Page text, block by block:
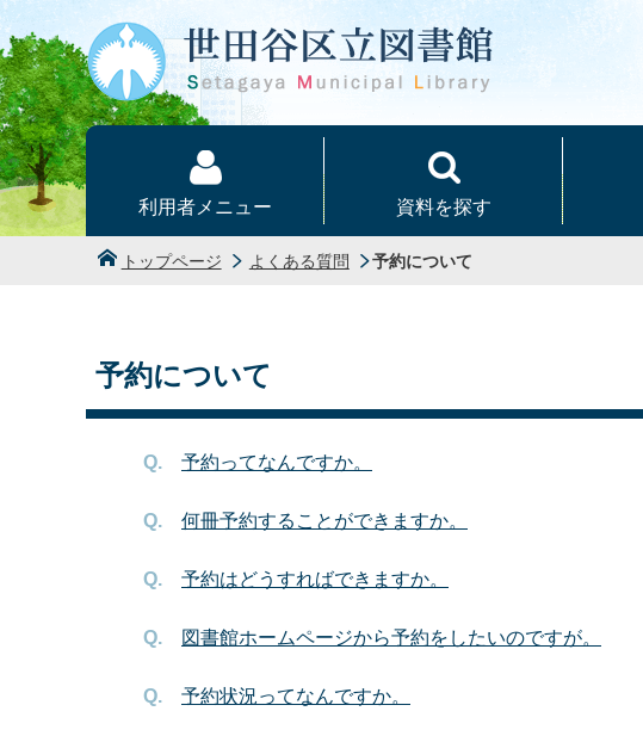
本文へ
利用者メニュー 資料を探す
トップページ よくある質問 予約について
予約について
予約ってなんですか。
何冊予約することができますか。
予約はどうすればできますか。
図書館ホームページから予約をしたいのですが。
予約状況ってなんですか。